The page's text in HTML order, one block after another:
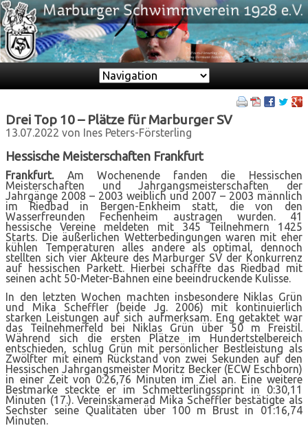
Zielseite
Drei Top 10 – Plätze für Marburger SV
13.07.2022 von Ines Peters-Försterling
Hessische Meisterschaften Frankfurt
Frankfurt. Am Wochenende fanden die Hessischen
Meisterschaften und Jahrgangsmeisterschaften der
Jahrgänge 2008 – 2003 weiblich und 2007 – 2003 männlich
im Riedbad in Bergen-Enkheim statt, die von den
Wasserfreunden Fechenheim austragen wurden. 41
hessische Vereine meldeten mit 345 Teilnehmern 1425
Starts. Die äußerlichen Wetterbedingungen waren mit eher
kühlen Temperaturen alles andere als optimal, dennoch
stellten sich vier Akteure des Marburger SV der Konkurrenz
auf hessischen Parkett. Hierbei schaffte das Riedbad mit
seinen acht 50-Meter-Bahnen eine beeindruckende Kulisse.
In den letzten Wochen machten insbesondere Niklas Grün
und Mika Scheffler (beide Jg. 2006) mit kontinuierlich
starken Leistungen auf sich aufmerksam. Eng getaktet war
das Teilnehmerfeld bei Niklas Grün über 50 m Freistil.
Während sich die ersten Plätze im Hundertstelbereich
entschieden, schlug Grün mit persönlicher Bestleistung als
Zwölfter mit einem Rückstand von zwei Sekunden auf den
Hessischen Jahrgangsmeister Moritz Becker (ECW Eschborn)
in einer Zeit von 0:26,76 Minuten im Ziel an. Eine weitere
Bestmarke steckte er im Schmetterlingssprint in 0:30,11
Minuten (17.). Vereinskamerad Mika Scheffler bestätigte als
Sechster seine Qualitäten über 100 m Brust in 01:16,74
Minuten.